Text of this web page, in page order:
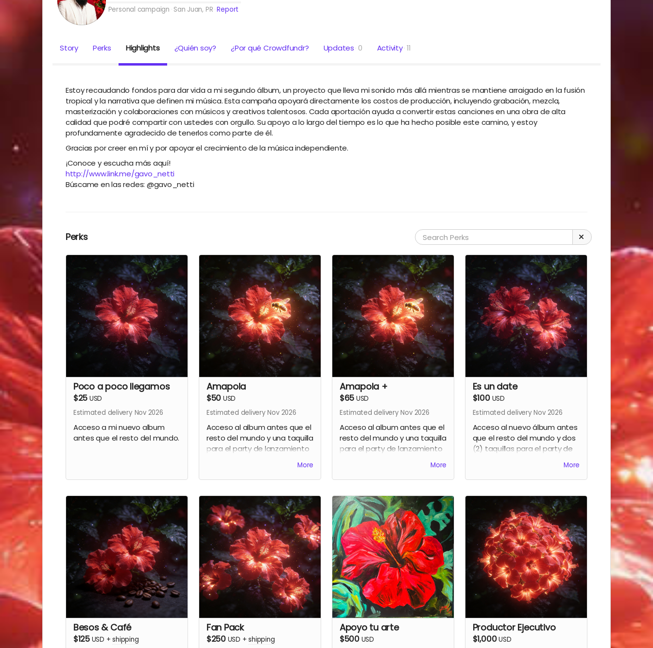
Personal campaign San Juan, PR Report
Story Perks Highlights ¿Quién soy? ¿Por qué Crowdfundr? Updates 0 Activity 11
Estoy recaudando fondos para dar vida a mi segundo álbum, un proyecto que lleva mi sonido más allá mientras se mantiene arraigado en la fusión
tropical y la narrativa que definen mi música. Esta campaña apoyará directamente los costos de producción, incluyendo grabación, mezcla,
masterización y colaboraciones con músicos y creativos talentosos. Cada aportación ayuda a convertir estas canciones en una obra de alta
calidad que podré compartir con ustedes con orgullo. Su apoyo a lo largo del tiempo es lo que ha hecho posible este camino, y estoy
profundamente agradecido de tenerlos como parte de él.
Gracias por creer en mí y por apoyar el crecimiento de la música independiente.
¡Conoce y escucha más aquí!
http://www.link.me/gavo_netti
Búscame en las redes: @gavo_netti
Perks
Poco a poco llegamos
$25 USD
Estimated delivery Nov 2026
Acceso a mi nuevo album
antes que el resto del mundo.
Amapola
$50 USD
Estimated delivery Nov 2026
Acceso al album antes que el
resto del mundo y una taquilla
para el party de lanzamiento
More
Amapola +
$65 USD
Estimated delivery Nov 2026
Acceso al album antes que el
resto del mundo y una taquilla
para el party de lanzamiento
2026 + 15% de descuento en
la compra de una segunda
More
Es un date
$100 USD
Estimated delivery Nov 2026
Acceso al nuevo álbum antes
que el resto del mundo y dos
(2) taquillas para el party de
More
Besos & Café
$125 USD +shipping
Fan Pack
$250 USD +shipping
Apoyo tu arte
$500 USD
Productor Ejecutivo
$1,000USD